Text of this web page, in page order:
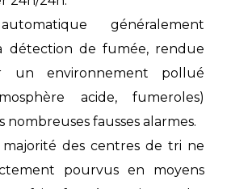
généralement
détection de fumée, rendue
un environnement pollué
acide, fumeroles)
fausses alarmes.
majorité des centres de tri ne
pourvus en moyens